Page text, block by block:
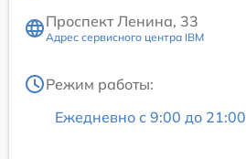
Проспект Ленина, 33
Адрес сервисного центра IBM
Режим работы:
Ежедневно с 9:00 до 21:00